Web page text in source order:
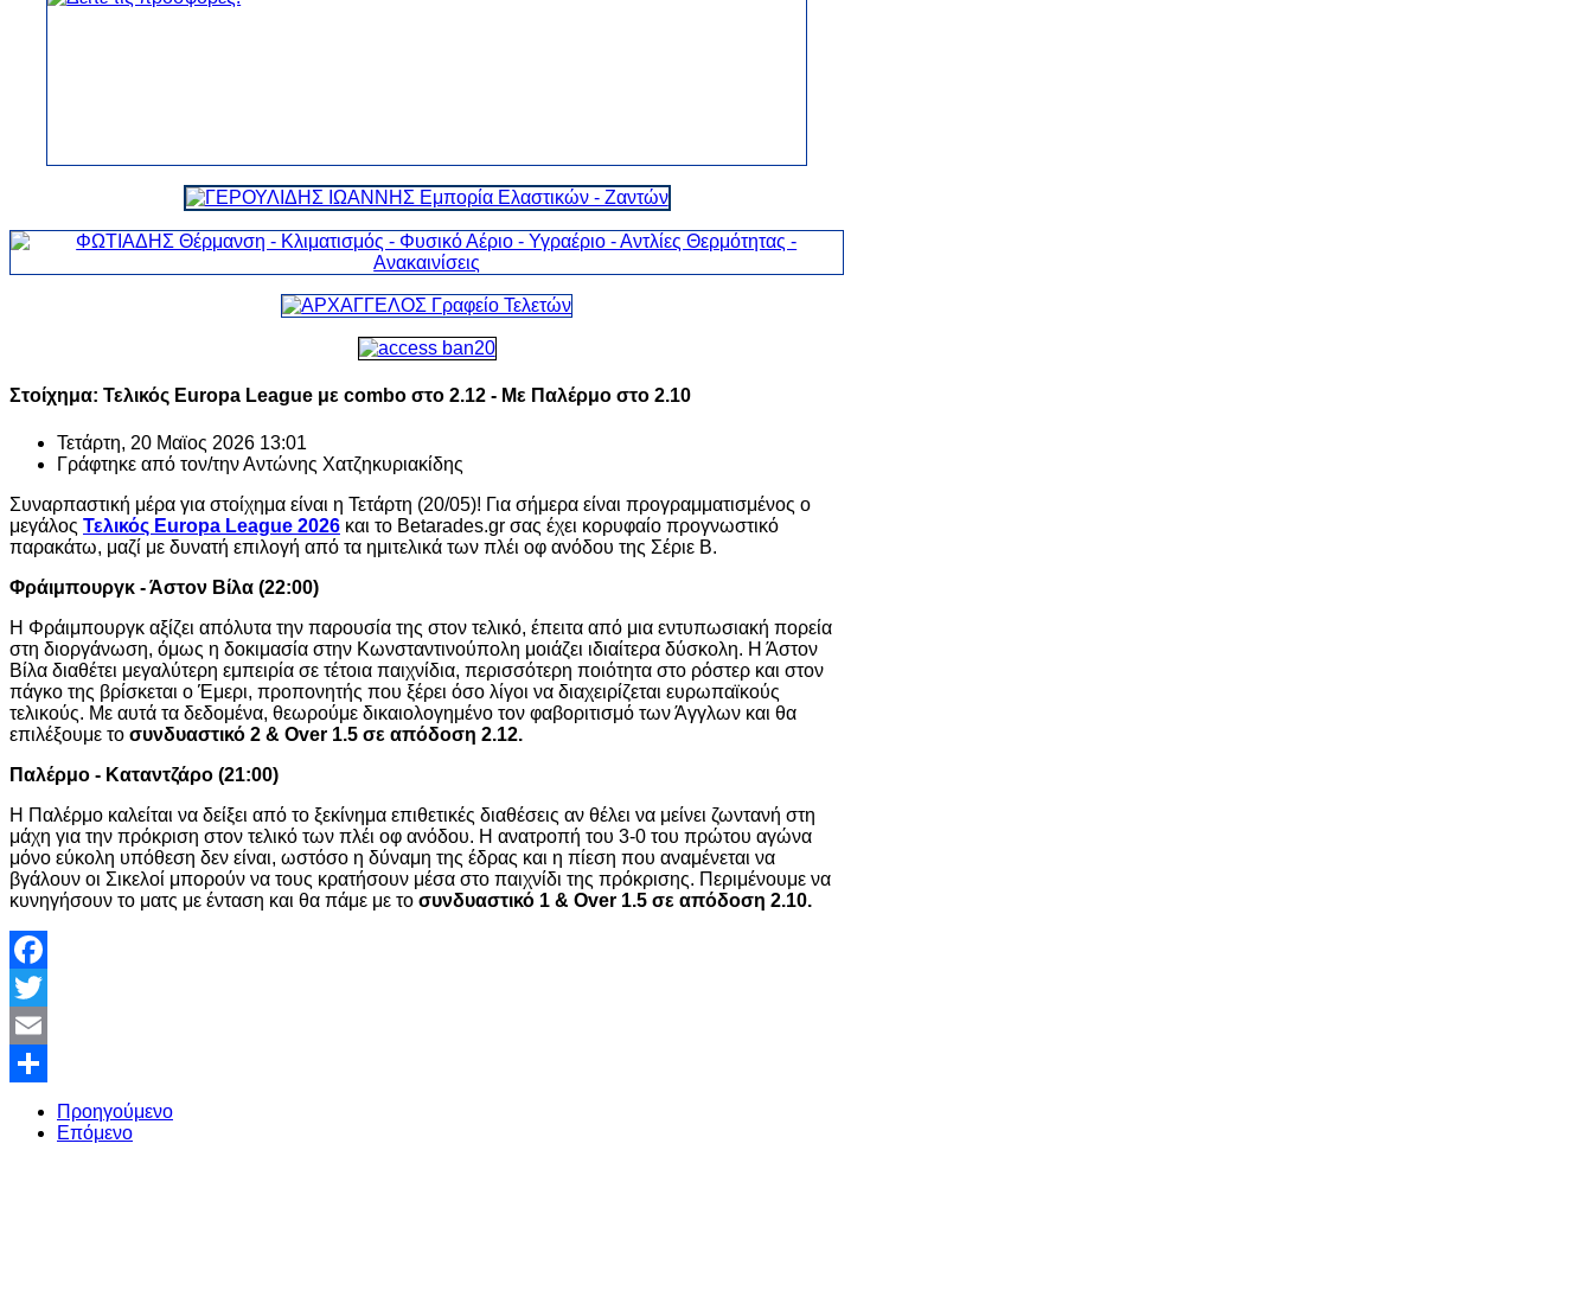
Στοίχημα: Τελικός Europa League με combo στο 2.12 - Με Παλέρμο στο 2.10
Τετάρτη, 20 Μαϊος 2026 13:01
Γράφτηκε από τον/τηνΑντώνης Χατζηκυριακίδης
Συναρπαστική μέρα για στοίχημα είναι η Τετάρτη (20/05)! Για σήμερα είναι προγραμματισμένος ο
μεγάλος Τελικός Europa League 2026 και το Betarades.gr σας έχει κορυφαίο προγνωστικό
παρακάτω, μαζί με δυνατή επιλογή από τα ημιτελικά των πλέι οφ ανόδου της Σέριε Β.
Φράιμπουργκ - Άστον Βίλα (22:00)
Η Φράιμπουργκ αξίζει απόλυτα την παρουσία της στον τελικό, έπειτα από μια εντυπωσιακή πορεία
στη διοργάνωση, όμως η δοκιμασία στην Κωνσταντινούπολη μοιάζει ιδιαίτερα δύσκολη. Η Άστον
Βίλα διαθέτει μεγαλύτερη εμπειρία σε τέτοια παιχνίδια, περισσότερη ποιότητα στο ρόστερ και στον
πάγκο της βρίσκεται ο Έμερι, προπονητής που ξέρει όσο λίγοι να διαχειρίζεται ευρωπαϊκούς
τελικούς. Με αυτά τα δεδομένα, θεωρούμε δικαιολογημένο τον φαβοριτισμό των Άγγλων και θα
επιλέξουμε το συνδυαστικό 2 & Over 1.5 σε απόδοση 2.12.
Παλέρμο - Καταντζάρο (21:00)
Η Παλέρμο καλείται να δείξει από το ξεκίνημα επιθετικές διαθέσεις αν θέλει να μείνει ζωντανή στη
μάχη για την πρόκριση στον τελικό των πλέι οφ ανόδου. Η ανατροπή του 3-0 του πρώτου αγώνα
μόνο εύκολη υπόθεση δεν είναι, ωστόσο η δύναμη της έδρας και η πίεση που αναμένεται να
βγάλουν οι Σικελοί μπορούν να τους κρατήσουν μέσα στο παιχνίδι της πρόκρισης. Περιμένουμε να
κυνηγήσουν το ματς με ένταση και θα πάμε με το συνδυαστικό 1 & Over 1.5 σε απόδοση 2.10.
Facebook
Twitter
Email
Share
Προηγούμενο
Επόμενο